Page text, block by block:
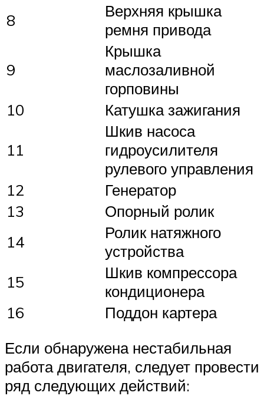
8
Верхняя крышка
ремня привода
9
Крышка
маслозаливной
горповины
10
Катушка зажигания
11
Шкив насоса
гидроусилителя
рулевого управления
12
Генератор
13
Опорный ролик
14
Ролик натяжного
устройства
15
Шкив компрессора
кондиционера
16
Поддон картера
Если обнаружена нестабильная
работа двигателя, следует провести
ряд следующих действий: